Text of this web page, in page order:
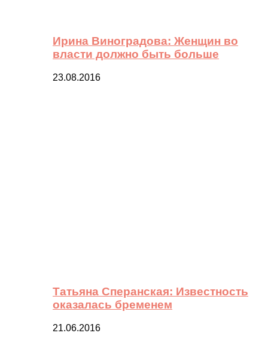
Ирина Виноградова: Женщин во
власти должно быть больше
23.08.2016
Татьяна Сперанская: Известность
оказалась бременем
21.06.2016